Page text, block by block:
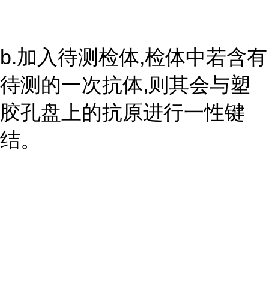
b.加入待测检体,检体中若含有
待测的一次抗体,则其会与塑
胶孔盘上的抗原进行一性键
结。